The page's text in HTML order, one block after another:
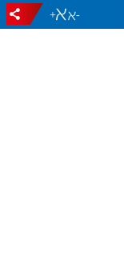
-
+